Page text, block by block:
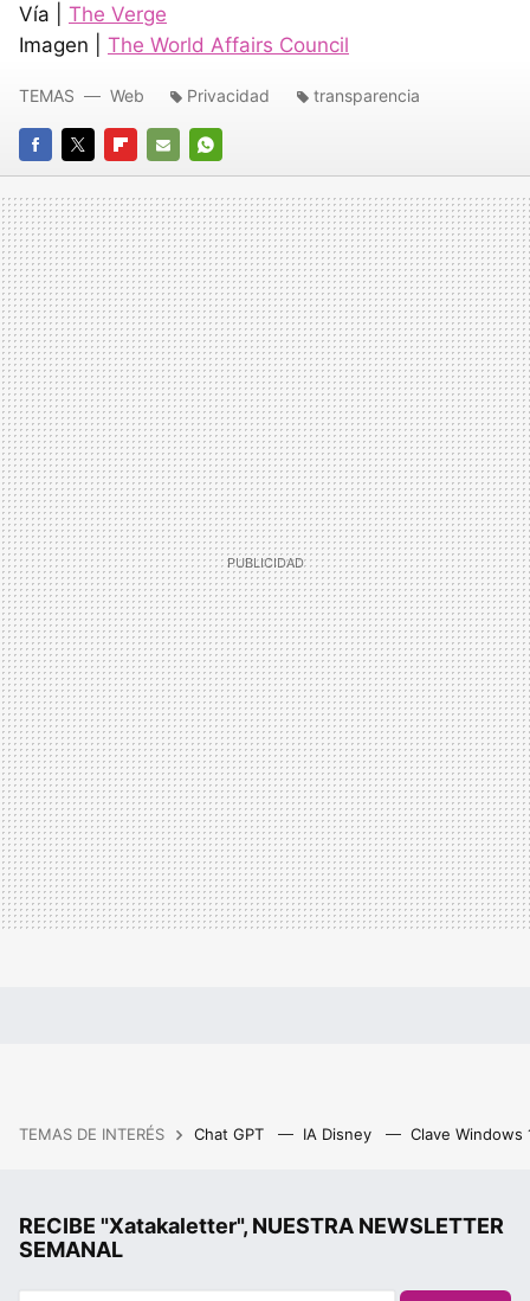
Vía | The Verge
Imagen | The World Affairs Council
FACEBOOK
TWITTERFLIPBOARD
E-
MAIL
WHATSAPP
TEMAS Web Privacidad transparencia
TEMAS DE INTERÉS Chat GPT IA Disney Clave Windows
RECIBE "Xatakaletter", NUESTRA NEWSLETTER
SEMANAL